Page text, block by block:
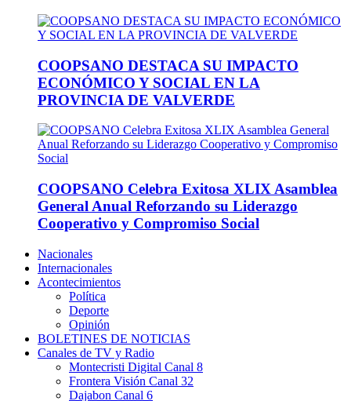
COOPSANO DESTACA SU IMPACTO
ECONÓMICO Y SOCIAL EN LA
PROVINCIA DE VALVERDE
COOPSANO Celebra Exitosa XLIX Asamblea
General Anual Reforzando su Liderazgo
Cooperativo y Compromiso Social
Nacionales
Internacionales
Acontecimientos
Política
Deporte
Opinión
BOLETINES DE NOTICIAS
Canales de TV y Radio
Montecristi Digital Canal 8
Frontera Visión Canal 32
Dajabon Canal 6